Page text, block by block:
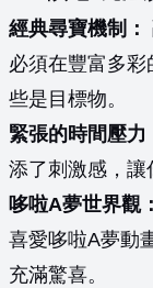
經典尋寶機制：
必須在豐富多
些是目標物。
緊張的時間壓力
添了刺激感，讓
哆啦A夢世界觀：
喜愛哆啦A夢動
充滿驚喜。